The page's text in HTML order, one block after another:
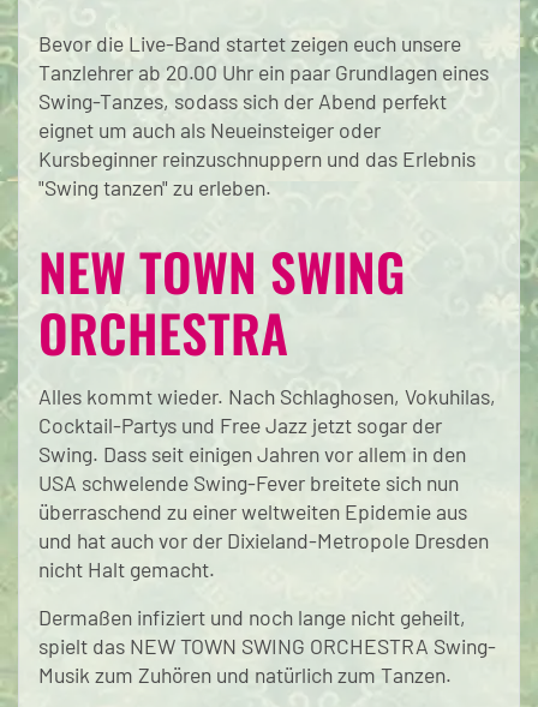
Bevor die Live-Band startet zeigen euch unsere
Tanzlehrer ab 20.00 Uhr ein paar Grundlagen eines
Swing-Tanzes, sodass sich der Abend perfekt
eignet um auch als Neueinsteiger oder
Kursbeginner reinzuschnuppern und das Erlebnis
"Swing tanzen" zu erleben.
NEW TOWN SWING
ORCHESTRA
Alles kommt wieder. Nach Schlaghosen, Vokuhilas,
Cocktail-Partys und Free Jazz jetzt sogar der
Swing. Dass seit einigen Jahren vor allem in den
USA schwelende Swing-Fever breitete sich nun
überraschend zu einer weltweiten Epidemie aus
und hat auch vor der Dixieland-Metropole Dresden
nicht Halt gemacht.
Dermaßen infiziert und noch lange nicht geheilt,
spielt das NEW TOWN SWING ORCHESTRA Swing-
Musik zum Zuhören und natürlich zum Tanzen.